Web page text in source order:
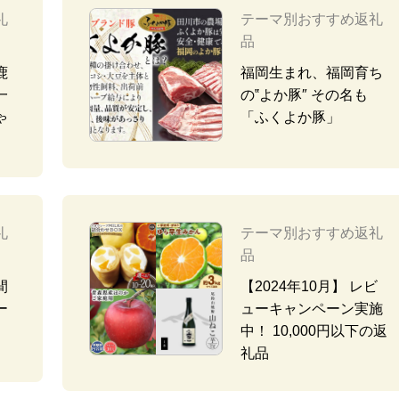
テーマ別おすすめ返礼
品
福岡生まれ、福岡育ち
の‟よか豚″ その名も
「ふくよか豚」
テーマ別おすすめ返礼
品
【2024年10月】 レビ
ューキャンペーン実施
中！ 10,000円以下の返
礼品